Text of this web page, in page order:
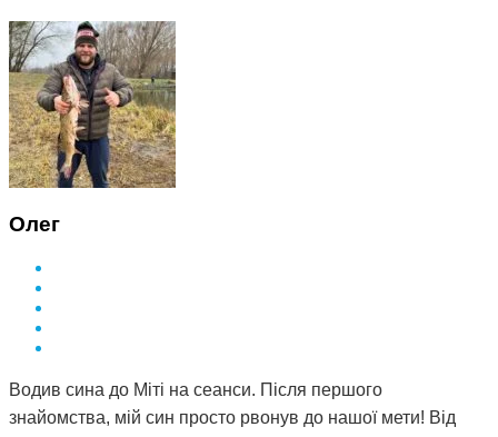
Олег
Водив сина до Міті на сеанси. Після першого
знайомства, мій син просто рвонув до нашої мети! Від